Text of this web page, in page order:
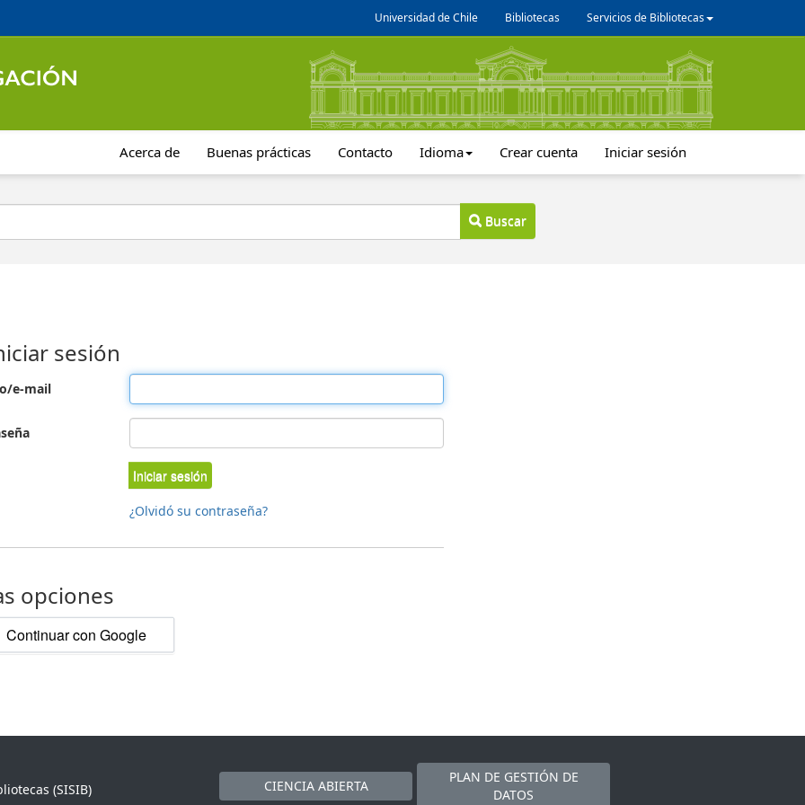
Universidad de Chile Bibliotecas Servicios de Bibliotecas
Acerca de Buenas prácticas Contacto Idioma Crear cuenta Iniciar sesión
Buscar
sesión
e-mail
Iniciar sesión
¿Olvidó su contraseña?
opciones
Continuar con Google
(SISIB)
CIENCIA ABIERTA
PLAN DE GESTIÓN DE
DATOS